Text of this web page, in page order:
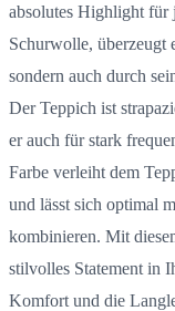
absolutes Highlight für
Schurwolle, überzeugt
sondern auch durch
Der Teppich ist
er auch für stark
Farbe verleiht dem
und lässt sich optimal
kombinieren. Mit
stilvolles Statement in
Komfort und die